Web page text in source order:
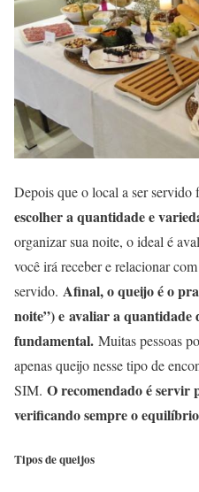
Depois que o local a ser servido
escolher a quantidade e
organizar sua noite, o ideal é
você irá receber e relacionar
servido. Afinal, o queijo é o
noite”) e avaliar a quantidade
fundamental. Muitas pessoas
apenas queijo nesse tipo de
SIM. O recomendado é servir
verificando sempre o
Tipos de queijos